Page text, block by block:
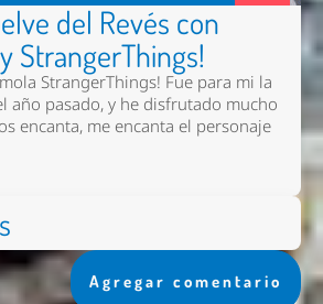
del Revés con
StrangerThings!
StrangerThings! Fue para mi la
año pasado, y he disfrutado mucho
encanta, me encanta el personaje
Agregar comentario